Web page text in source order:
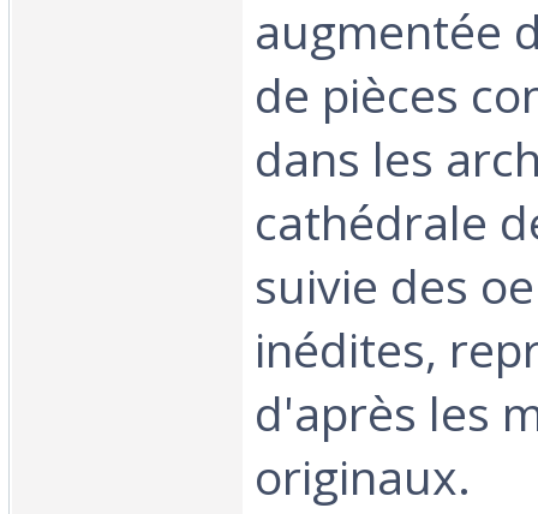
augmentée
de pièces
dans les
cathédrale
suivie des
inédites,
d'après les
originaux.‎